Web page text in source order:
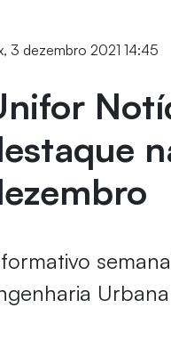
3 dezembro 2021 14:45